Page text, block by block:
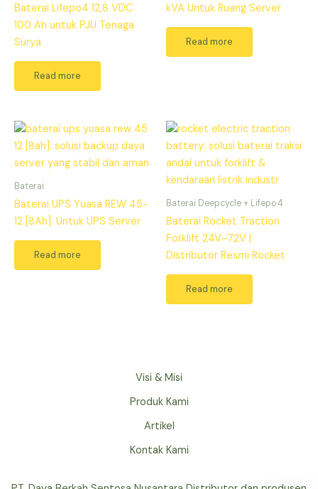
Baterai Lifepo4 12,8 VDC
100 Ah untuk PJU Tenaga
Surya
Read more
kVA Untuk Ruang Server
Read more
Baterai
Baterai UPS Yuasa REW 45-
12 [8Ah]: Untuk UPS Server
Read more
Baterai Deepcycle + Lifepo4
Baterai Rocket Traction
Forklift 24V–72V |
Distributor Resmi Rocket
Read more
Visi & Misi
Produk Kami
Artikel
Kontak Kami